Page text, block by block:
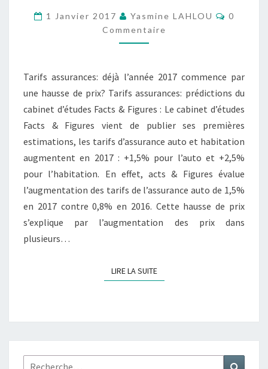
PRÉDICTIONS
DE
2017
DÉJÀ
COMMENCÉ
?
1 Janvier 2017 Yasmine LAHLOU
0
Commentaire
Tarifs assurances: déjà l’année 2017 commence par
une hausse de prix? Tarifs assurances: prédictions du
cabinet d’études Facts & Figures : Le cabinet d’études
Facts & Figures vient de publier ses premières
estimations, les tarifs d’assurance auto et habitation
augmentent en 2017 : +1,5% pour l’auto et +2,5%
pour l’habitation. En effet, acts & Figures évalue
l’augmentation des tarifs de l’assurance auto de 1,5%
en 2017 contre 0,8% en 2016. Cette hausse de prix
s’explique par l’augmentation des prix dans
plusieurs…
LIRE LA SUITELIRE LA SUITE
Rechercher :